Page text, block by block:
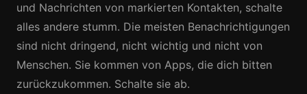
und Nachrichten von markierten Kontakten, schalte
alles andere stumm. Die meisten Benachrichtigungen
sind nicht dringend, nicht wichtig und nicht von
Menschen. Sie kommen von Apps, die dich bitten
zurückzukommen. Schalte sie ab.